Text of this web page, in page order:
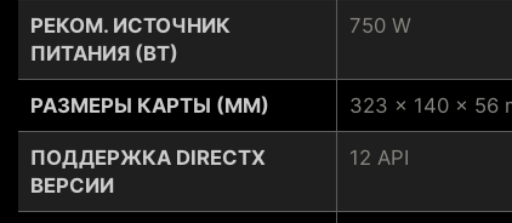
РЕКОМ. ИСТОЧНИК
ПИТАНИЯ (ВТ)
РАЗМЕРЫ КАРТЫ (ММ)
ПОДДЕРЖКА DIRECTX
ВЕРСИИ
750 W
323 x 140 x 56
12 API